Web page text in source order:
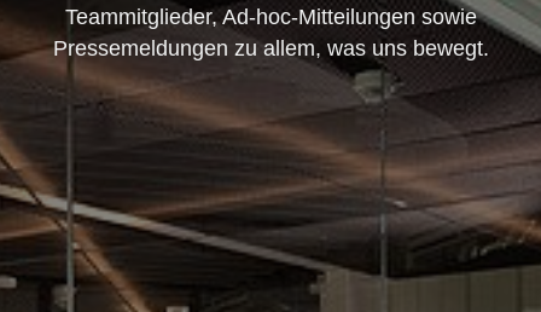
Teammitglieder, Ad-hoc-Mitteilungen sowie
Pressemeldungen zu allem, was uns bewegt.